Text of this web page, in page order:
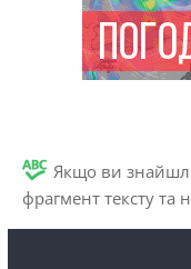
Якщо ви
фрагмент тексту та